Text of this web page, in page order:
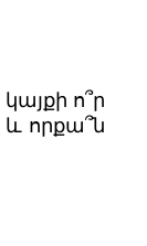
կայքի ո՞ր
և որքա՞ն